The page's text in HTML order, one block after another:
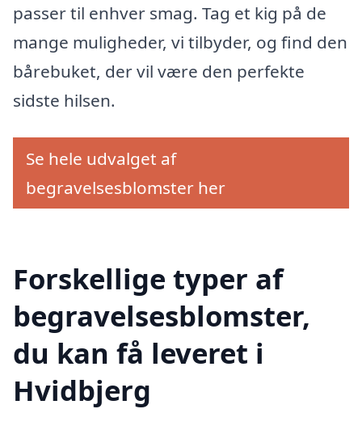
passer til enhver smag. Tag et kig på de
mange muligheder, vi tilbyder, og find den
bårebuket, der vil være den perfekte
sidste hilsen.
Se hele udvalget af
begravelsesblomster her
Forskellige typer af
begravelsesblomster,
du kan få leveret i
Hvidbjerg